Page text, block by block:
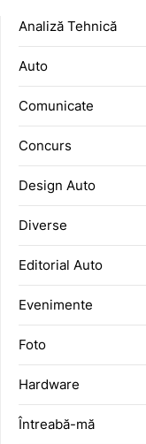
Analiză Tehnică
Auto
Comunicate
Concurs
Design Auto
Diverse
Editorial Auto
Evenimente
Foto
Hardware
Întreabă-mă